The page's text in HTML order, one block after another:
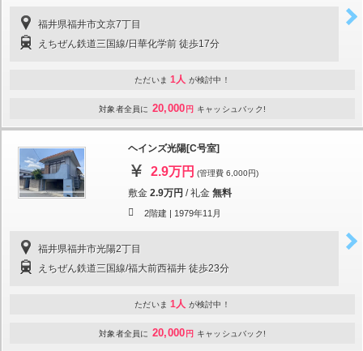
福井県福井市文京7丁目
えちぜん鉄道三国線/日華化学前 徒歩17分
ただいま 1人 が検討中！
対象者全員に 20,000 円 キャッシュバック!
ヘインズ光陽[C号室]
2.9万円 (管理費 6,000円)
敷金 2.9万円 /礼金 無料
2階建 | 1979年11月
福井県福井市光陽2丁目
えちぜん鉄道三国線/福大前西福井 徒歩23分
ただいま 1人 が検討中！
対象者全員に 20,000 円 キャッシュバック!